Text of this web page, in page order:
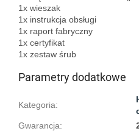
1x wieszak
1x instrukcja obsługi
1x raport fabryczny
1x certyfikat
Parametry dodatkowe
Kategoria:
Gwarancja: